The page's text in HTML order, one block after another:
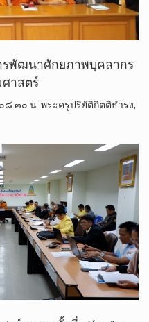
รพัฒนาศักยภาพบุคลากร
าสตร์
.๓๐ น.​ พระครู​ปริยัติ​กิตติ​ธำรง,